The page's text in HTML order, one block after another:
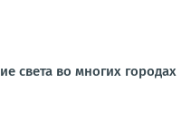
света во многих городах